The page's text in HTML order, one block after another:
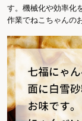
す。機械化や効率化
作業でねこちゃんの